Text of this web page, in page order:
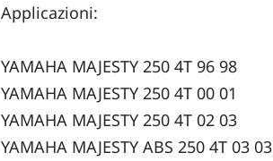
Applicazioni:
YAMAHA MAJESTY 250 4T 96 98
YAMAHA MAJESTY 250 4T 00 01
YAMAHA MAJESTY 250 4T 02 03
YAMAHA MAJESTY ABS 250 4T 03 03